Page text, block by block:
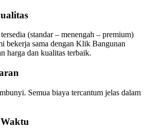
(standar – menengah – premium)
bekerja sama dengan Klik Bangunan
harga dan kualitas terbaik.
Semua biaya tercantum jelas dalam